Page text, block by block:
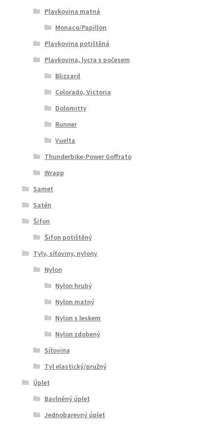
Plavkovina matná
Monaco/Papillon
Plavkovina potištěná
Plavkovina, lycra s počesem
Blizzard
Colorado, Victoria
Dolomitty
Runner
Vuelta
Thunderbike-Power Goffrato
Wrapp
Samet
Satén
Šifon
Šifon potištěný
Tyly, síťoviny, nylony
Nylon
Nylon hrubý
Nylon matný
Nylon s leskem
Nylon zdobený
Síťovina
Tyl elastický/pružný
Úplet
Bavlněný úplet
Jednobarevný úplet